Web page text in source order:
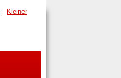
Kleiner